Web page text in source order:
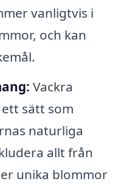
vanligtvis i
och kan
Vackra
sätt som
naturliga
allt från
unika blommor